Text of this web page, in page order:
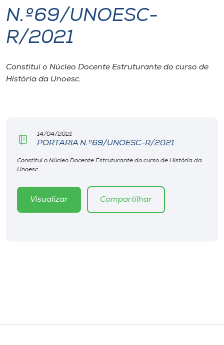
I.nova
Cultura
Biblioteca
Editora
Rádio
o idioma
N.º69/UNOESC-
R/2021
Constitui o Núcleo Docente Estruturante do curso de
História da Unoesc.
14/04/2021
PORTARIA N.º69/UNOESC-R/2021
Constitui o Núcleo Docente Estruturante do curso de História da
Unoesc.
Visualizar Compartilhar